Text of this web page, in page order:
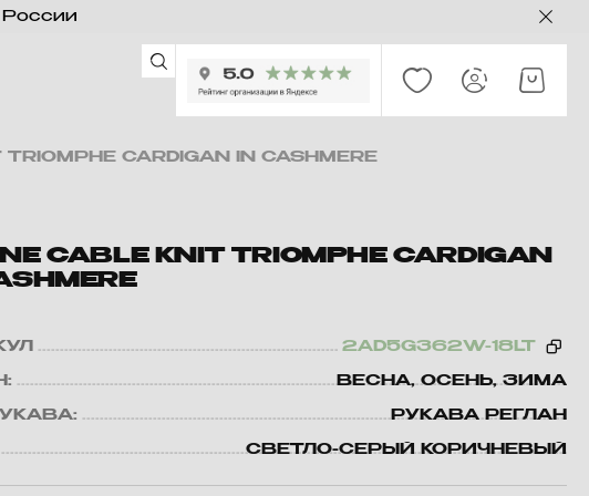
России
CARDIGAN IN CASHMERE
CABLE KNIT TRIOMPHE CARDIGAN
2AD5G362W-18LT
ВЕСНА, ОСЕНЬ, ЗИМА
РУКАВА РЕГЛАН
СВЕТЛО-СЕРЫЙ КОРИЧНЕВЫЙ